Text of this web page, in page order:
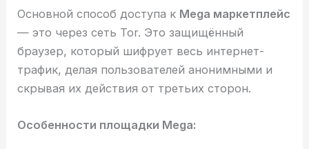
Основной способ доступа к Mega маркетплейс
— это через сеть Tor. Это защищённый
браузер, который шифрует весь интернет-
трафик, делая пользователей анонимными и
скрывая их действия от третьих сторон.
Особенности площадки Mega: